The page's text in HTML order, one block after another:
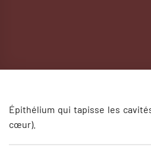
Épithélium qui tapisse les
cœur).